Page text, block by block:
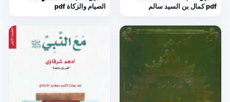
pdf كمال بن السيد سالم
الصيام والزكاة pdf